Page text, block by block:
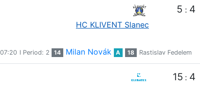
HC KLIVENT Slanec
5 : 4
07:20 I Period: 2 14 Milan Novák A 18 Rastislav Fedelem
15 : 4